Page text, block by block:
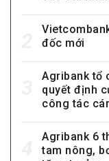
đốc mới
Agribank tổ
quyết định
công tác
Agribank 6
tam nông,